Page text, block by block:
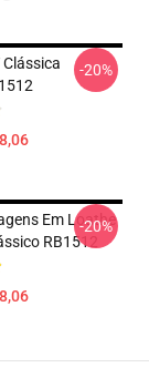
Clássica
-20%
Em Loathe
RB1512
-20%